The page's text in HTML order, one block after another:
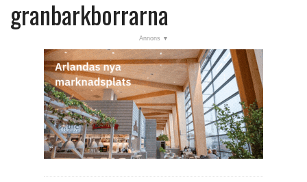
KALENDER
PRENUMERERA
ANNONSERA
OM OSS
BUTIK
granbarkborrarna